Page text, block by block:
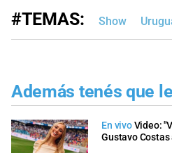
#TEMAS: Show
Además tenés que
En vivoVideo:
Gustavo